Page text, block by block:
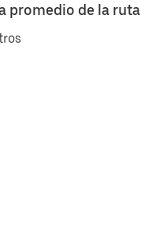
promedio de la ruta